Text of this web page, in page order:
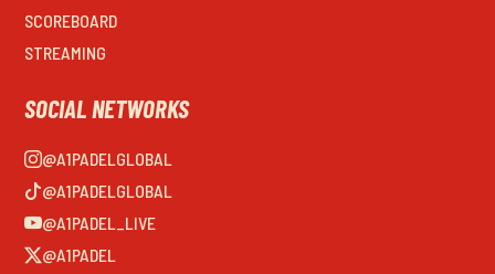
SCOREBOARD
STREAMING
SOCIAL NETWORKS
@A1PADELGLOBAL
@A1PADELGLOBAL
@A1PADEL_LIVE
@A1PADEL